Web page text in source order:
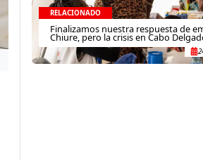
RELACIONADO
Finalizamos nuestra respuesta de
Chiure, pero la crisis en Cabo